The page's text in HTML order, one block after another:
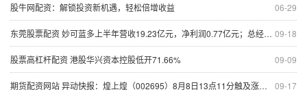
06-29
股牛网配资：解锁投资新机遇，轻松倍增收益
09-18
东莞股票配资 妙可蓝多上半年营收19.23亿元，净利润0.77亿元；总经理柴琇拟减持套现超2亿元
09-09
股票高杠杆配资 港股华兴资本控股低开71.66%
09-17
期货配资网站 异动快报：煌上煌（002695）8月8日13点11分触及涨停板